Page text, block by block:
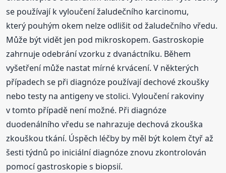
se používají k vyloučení žaludečního karcinomu,
který pouhým okem nelze odlišit od žaludečního vředu.
Může být vidět jen pod mikroskopem. Gastroskopie
zahrnuje odebrání vzorku z dvanáctníku. Během
vyšetření může nastat mírné krvácení. V některých
případech se při diagnóze používají dechové zkoušky
nebo testy na antigeny ve stolici. Vyloučení rakoviny
v tomto případě není možné. Při diagnóze
duodenálního vředu se nahrazuje dechová zkouška
zkouškou tkání. Úspěch léčby by měl být kolem čtyř až
šesti týdnů po iniciální diagnóze znovu zkontrolován
pomocí gastroskopie s biopsií.